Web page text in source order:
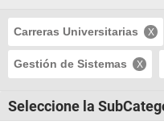
Carreras Universitarias
Gestión de Sistemas
Seleccione la